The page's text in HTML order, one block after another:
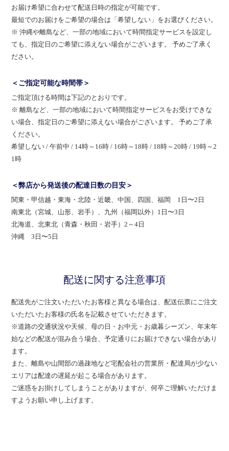
お届け希望に合わせて配送日時の指定が可能です。
最短でのお届けをご希望の場合は「希望しない」をお選びください。
※ 沖縄や離島など、一部の地域において時間指定サービスを設定し
ても、指定日のご希望に添えない場合がございます。 予めご了承く
ださい。
＜ご指定可能な時間帯＞
ご指定頂ける時間は下記のとおりです。
※ 離島など、一部の地域において時間指定サービスをお受けできな
い場合、指定日のご希望に添えない場合がございます。 予めご了承
ください。
希望しない / 午前中 / 14時～16時 / 16時～18時 / 18時～20時 / 19時～2
1時
＜弊店から発送後の配達日数の目安＞
関東・甲信越・東海・北陸・近畿、中国、四国、福岡 1日〜2日
南東北（宮城、山形、岩手）、九州（福岡以外）1日〜3日
北海道、北東北（青森・秋田・岩手）2～4日
沖縄 3日〜5日
配送に関する注意事項
配送先がご注文いただいたお客様と異なる場合は、配送伝票にご注文
いただいたお客様の氏名を記載させていただきます。
※道路の交通状況や天候、母の日・お中元・お歳暮シーズン、年末年
始などの配送が混み合う場合、予定通りにお届けできない場合があり
ます。
また、離島や山間部の過疎地など宅配会社の営業所・配達局が少ない
エリアは配達の遅延が起こる場合があります。
ご迷惑をお掛けしてしまうことがありますが、何卒ご理解いただけま
すようお願い申し上げます。